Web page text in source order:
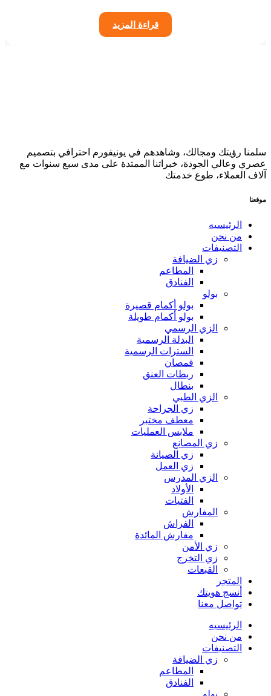
قراءة المزيد
سلمنا رؤيتك ومجالك، وشاهدهم في يونيفورم احترافي بتصميم
عصري وعالي الجودة، خبراتنا الممتدة على مدى سبع سنوات مع
آلاف العملاء، طوع خدمتك
موقعنا
الرئيسيه
من نحن
التصنيفات
زي الضيافة
المطاعم
الفنادق
بولو
بولو أكمام قصيرة
بولو أكمام طويلة
الزي الرسمي
البدلة الرسمية
السترات الرسمية
قمصان
ربطات العنق
بنطال
الزي الطبي
زي الجراحة
معطف مختبر
ملابس العمليات
زي المصانع
زي الصيانة
زي العمل
الزي المدرس
الأولاد
الفتيات
المفارش
الفراش
مفارش المائدة
زي الأمن
زي التخرج
القبعات
المتجر
أنسج هويتك
تواصل معنا
الرئيسيه
من نحن
التصنيفات
زي الضيافة
المطاعم
الفنادق